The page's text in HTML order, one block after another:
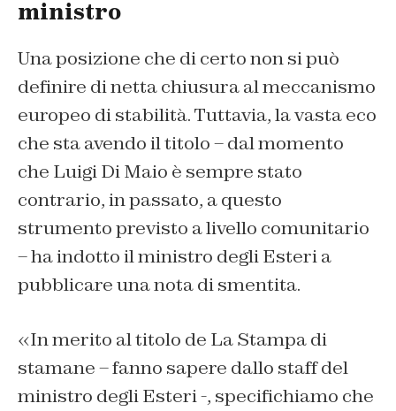
ministro
Una posizione che di certo non si può
definire di netta chiusura al meccanismo
europeo di stabilità. Tuttavia, la vasta eco
che sta avendo il titolo – dal momento
che Luigi Di Maio è sempre stato
contrario, in passato, a questo
strumento previsto a livello comunitario
– ha indotto il ministro degli Esteri a
pubblicare una nota di smentita.
«In merito al titolo de La Stampa di
stamane – fanno sapere dallo staff del
ministro degli Esteri -, specifichiamo che